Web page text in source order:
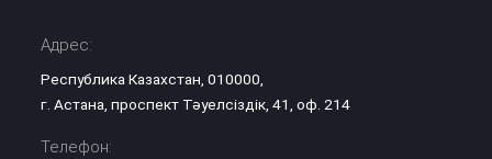
Адрес:
Республика Казахстан, 010000,
г. Астана, проспект Тәуелсіздік, 41, оф. 214
Телефон: